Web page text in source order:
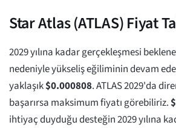
Star Atlas (ATLAS) Fiyat
2029 yılına kadar gerçekleşmesi
nedeniyle yükseliş eğiliminin devam
yaklaşık$0.000808. ATLAS 2029'da
başarırsa maksimum fiyatı görebiliriz.$
ihtiyaç duyduğu desteğin 2029 yılına